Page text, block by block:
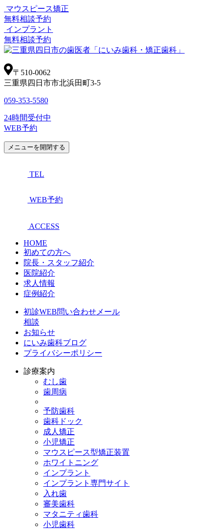
マウスピース矯正
無料相談予約
インプラント
無料相談予約
〒510-0062
三重県四日市市北浜田町3-5
059-353-5580
24時間受付中
WEB予約
メニューを開閉する
TEL
WEB予約
ACCESS
HOME
初めての方へ
院長・スタッフ紹介
医院紹介
求人情報
症例紹介
初診WEB問い合わせメール
相談
お知らせ
にいみ歯科ブログ
プライバシーポリシー
診療案内
むし歯
歯周病
予防歯科
歯科ドック
成人矯正
小児矯正
マウスピース型矯正装置
ホワイトニング
インプラント
インプラント専門サイト
入れ歯
審美歯科
マタニティ歯科
小児歯科